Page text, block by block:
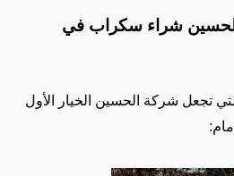
الحسين شراء سكراب في
تجعل شركة الحسين الخيار الأول